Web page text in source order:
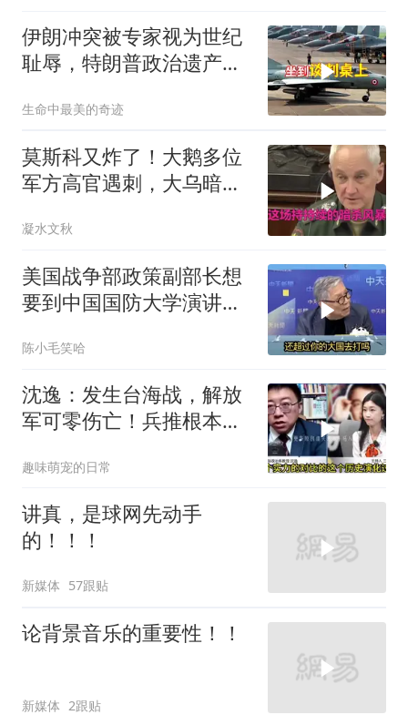
伊朗冲突被专家视为世纪
耻辱，特朗普政治遗产遭
生命中最美的奇迹
莫斯科又炸了！大鹅多位
军方高官遇刺，大乌暗杀
凝水文秋
美国战争部政策副部长想
要到中国国防大学演讲？
陈小毛笑哈
沈逸：发生台海战，解放
军可零伤亡！兵推根本没
趣味萌宠的日常
讲真，是球网先动手
的！！！
新媒体 57跟贴
论背景音乐的重要性！！
新媒体 2跟贴